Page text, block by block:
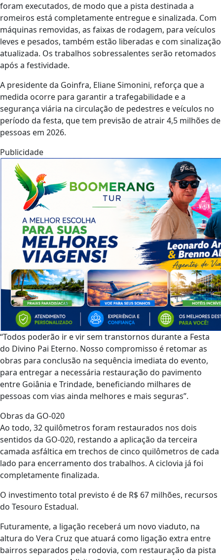
foram executados, de modo que a pista destinada a
romeiros está completamente entregue e sinalizada. Com
máquinas removidas, as faixas de rodagem, para veículos
leves e pesados, também estão liberadas e com sinalização
atualizada. Os trabalhos sobressalentes serão retomados
após a festividade.
A presidente da Goinfra, Eliane Simonini, reforça que a
medida ocorre para garantir a trafegabilidade e a
segurança viária na circulação de pedestres e veículos no
período da festa, que tem previsão de atrair 4,5 milhões de
pessoas em 2026.
Publicidade
“Todos poderão ir e vir sem transtornos durante a Festa
do Divino Pai Eterno. Nosso compromisso é retomar as
obras para conclusão na sequência imediata do evento,
para entregar a necessária restauração do pavimento
entre Goiânia e Trindade, beneficiando milhares de
pessoas com vias ainda melhores e mais seguras”.
Obras da GO-020
Ao todo, 32 quilômetros foram restaurados nos dois
sentidos da GO-020, restando a aplicação da terceira
camada asfáltica em trechos de cinco quilômetros de cada
lado para encerramento dos trabalhos. A ciclovia já foi
completamente finalizada.
O investimento total previsto é de R$ 67 milhões, recursos
do Tesouro Estadual.
Futuramente, a ligação receberá um novo viaduto, na
altura do Vera Cruz que atuará como ligação extra entre
bairros separados pela rodovia, com restauração da pista